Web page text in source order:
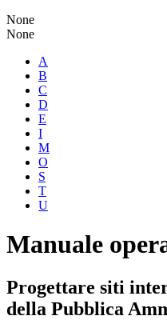
None
None
A
B
C
D
E
I
M
O
S
T
U
Manuale
Progettare siti
della Pubblica